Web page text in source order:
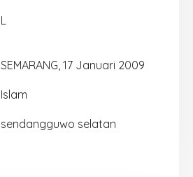
L
SEMARANG, 17 Januari 2009
Islam
sendangguwo selatan